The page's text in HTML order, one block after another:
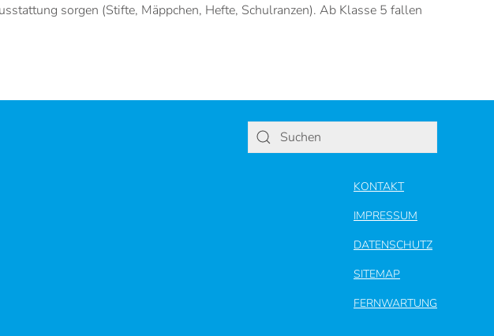
sorgen (Stifte, Mäppchen, Hefte, Schulranzen). Ab Klasse 5 fallen
KONTAKT
IMPRESSUM
DATENSCHUTZ
SITEMAP
FERNWARTUNG